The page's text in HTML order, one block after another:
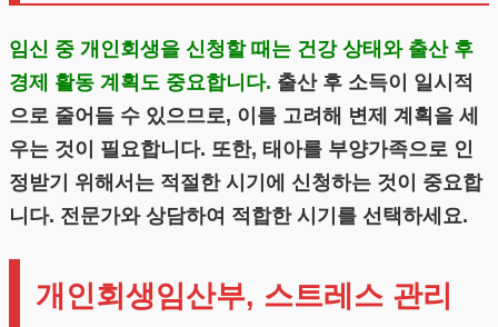
임신 중 개인회생을 신청할 때는 건강 상태와 출산 후
경제 활동 계획도 중요합니다. 출산 후 소득이 일시적
으로 줄어들 수 있으므로, 이를 고려해 변제 계획을 세
우는 것이 필요합니다. 또한, 태아를 부양가족으로 인
정받기 위해서는 적절한 시기에 신청하는 것이 중요합
니다. 전문가와 상담하여 적합한 시기를 선택하세요.
개인회생임산부, 스트레스 관리